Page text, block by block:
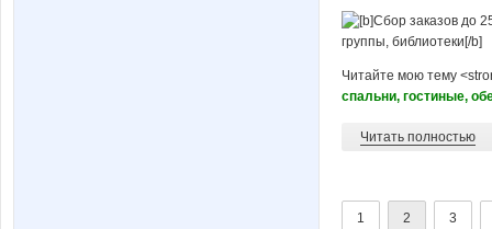
Читайте мою тему
спальни, гостиные,
Читать полностью
1 2 3